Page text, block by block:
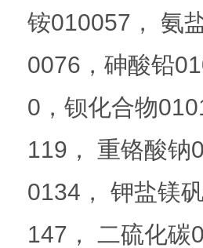
铵010057， 氨
0076，砷酸铅
0，钡化合物
119， 重铬酸钠
0134， 钾盐镁
147， 二硫化碳